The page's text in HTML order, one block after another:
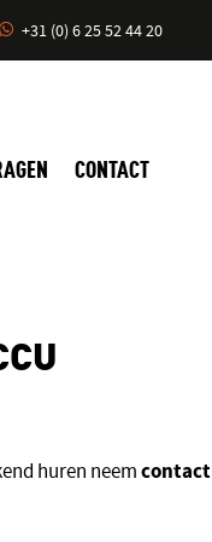
+31 (0) 6 25 52 44 20
CONTACT
huren neemcontact